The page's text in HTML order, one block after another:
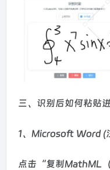
三、识别后如何粘贴
1、Microsoft Word (
点击“复制MathML